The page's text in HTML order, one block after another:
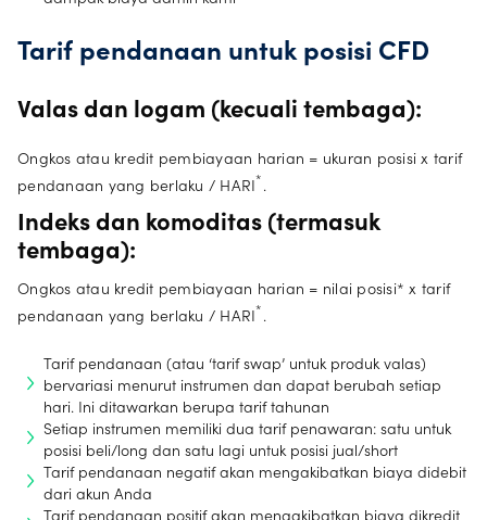
Tarif pendanaan untuk posisi CFD
Valas dan logam (kecuali tembaga):
Ongkos atau kredit pembiayaan harian = ukuran posisi x tarif
pendanaan yang berlaku / HARI * .
Indeks dan komoditas (termasuk
tembaga):
Ongkos atau kredit pembiayaan harian = nilai posisi* x tarif
pendanaan yang berlaku / HARI* .
Tarif pendanaan (atau ‘tarif swap’ untuk produk valas)
bervariasi menurut instrumen dan dapat berubah setiap
hari. Ini ditawarkan berupa tarif tahunan
Setiap instrumen memiliki dua tarif penawaran: satu untuk
posisi beli/long dan satu lagi untuk posisi jual/short
Tarif pendanaan negatif akan mengakibatkan biaya didebit
dari akun Anda